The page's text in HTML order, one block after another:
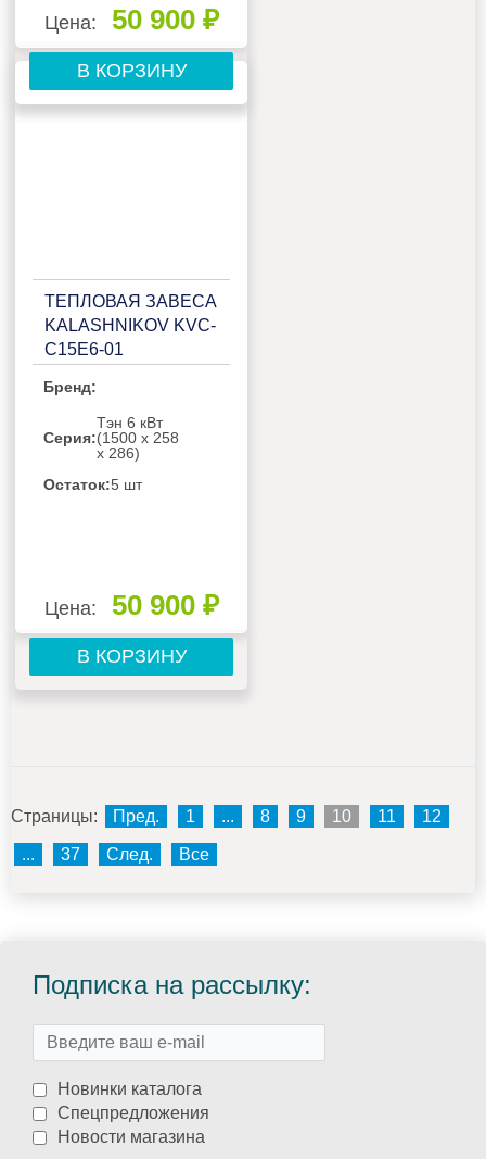
Цена: 50 900 ₽
В КОРЗИНУ
ТЕПЛОВАЯ ЗАВЕСА
KALASHNIKOV KVС-
C15E6-01
Бренд:
Серия:
Тэн 6 кВт
(1500 х 258
х 286)
Остаток:5 шт
Цена: 50 900 ₽
В КОРЗИНУ
Страницы: Пред. 1 ... 8 9 10 11 12
... 37 След. Все
Подписка на рассылку:
Новинки каталога
Спецпредложения
Новости магазина